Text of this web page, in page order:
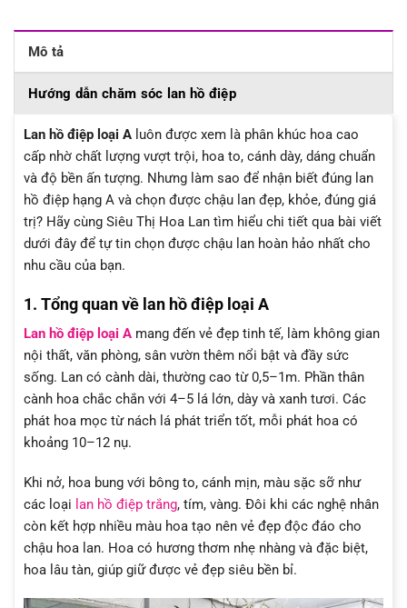
Mô tả
Hướng dẫn chăm sóc lan hồ điệp
Lan hồ điệp loại A luôn được xem là phân khúc hoa cao
cấp nhờ chất lượng vượt trội, hoa to, cánh dày, dáng chuẩn
và độ bền ấn tượng. Nhưng làm sao để nhận biết đúng lan
hồ điệp hạng A và chọn được chậu lan đẹp, khỏe, đúng giá
trị? Hãy cùng Siêu Thị Hoa Lan tìm hiểu chi tiết qua bài viết
dưới đây để tự tin chọn được chậu lan hoàn hảo nhất cho
nhu cầu của bạn.
1. Tổng quan về lan hồ điệp loại A
Lan hồ điệp loại A mang đến vẻ đẹp tinh tế, làm không gian
nội thất, văn phòng, sân vườn thêm nổi bật và đầy sức
sống. Lan có cành dài, thường cao từ 0,5–1m. Phần thân
cành hoa chắc chắn với 4–5 lá lớn, dày và xanh tươi. Các
phát hoa mọc từ nách lá phát triển tốt, mỗi phát hoa có
khoảng 10–12 nụ.
Khi nở, hoa bung với bông to, cánh mịn, màu sặc sỡ như
các loại lan hồ điệp trắng, tím, vàng. Đôi khi các nghệ nhân
còn kết hợp nhiều màu hoa tạo nên vẻ đẹp độc đáo cho
chậu hoa lan. Hoa có hương thơm nhẹ nhàng và đặc biệt,
hoa lâu tàn, giúp giữ được vẻ đẹp siêu bền bỉ.